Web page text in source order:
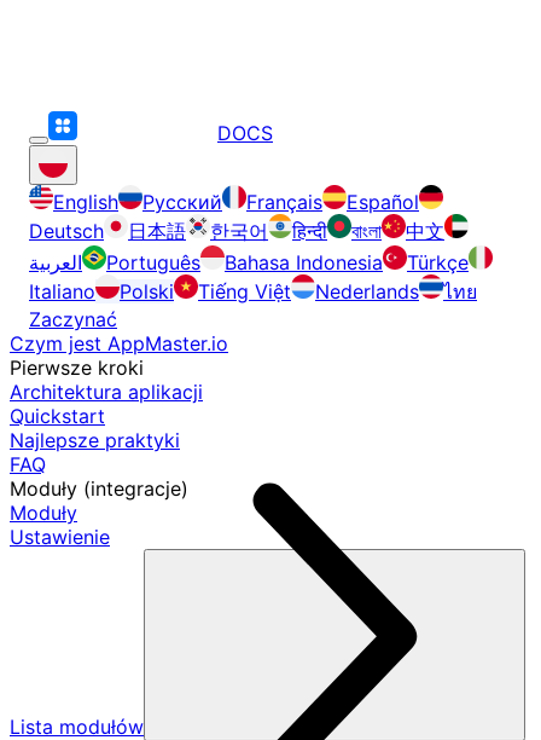
DOCS
English Русский Français
Español
Deutsch
日本語 한국어 हिन्दी বাংলা
中文
العربية
Português Bahasa Indonesia
Türkçe
Italiano
Polski Tiếng Việt Nederlands
ไทย
Zaczynać
Czym jest AppMaster.io
Pierwsze kroki
Architektura aplikacji
Quickstart
Najlepsze praktyki
FAQ
Moduły (integracje)
Moduły
Ustawienie
Lista modułów